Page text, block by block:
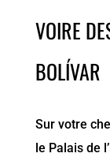
VOIRE
BOLÍVAR
Sur votre
le Palais de